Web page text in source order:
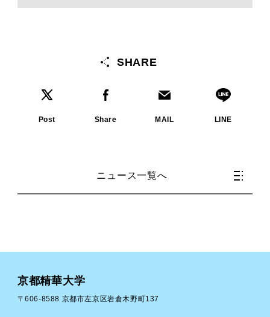
SHARE
Post Share MAIL LINE
ニュース一覧へ
京都精華大学
〒606-8588 京都市左京区岩倉木野町137